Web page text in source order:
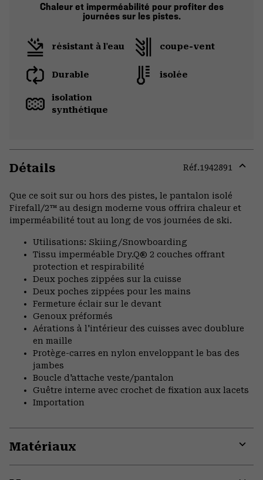
Chaleur et imperméabilité pour profiter des
journées sur les pistes.
résistant à l'eau coupe-vent
Durable isolée
isolation
synthétique
Détails Réf.1942891
Que ce soit sur ou hors des pistes, le pantalon isolé
Firefall/2™ au design moderne vous offrira chaleur et
imperméabilité tout au long de vos journées de ski.
Utilisations: Skiing/Snowboarding
Tissu imperméable Dry.Q® 2 couches offrant
protection et respirabilité
Deux poches zippées sur la cuisse
Deux poches zippées pour les mains
Fermeture éclair sur le devant
Genoux préformés
Aérations à l'intérieur des cuisses avec doublure
en maille
Protège-carres en nylon enveloppant le bas des
jambes
Boucle d'attache veste/pantalon
Guêtre interne avec crochet de fixation aux lacets
Importation
Matériaux